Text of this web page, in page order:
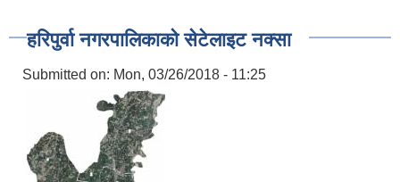
हरिपुर्वा नगरपालिकाको सेटेलाइट नक्सा
Submitted on: Mon, 03/26/2018 - 11:25